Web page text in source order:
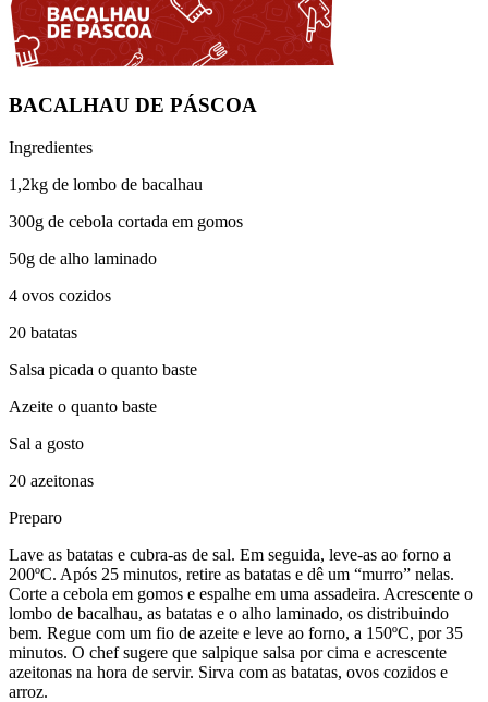
BACALHAU DE PÁSCOA
Ingredientes
1,2kg de lombo de bacalhau
300g de cebola cortada em gomos
50g de alho laminado
4 ovos cozidos
20 batatas
Salsa picada o quanto baste
Azeite o quanto baste
Sal a gosto
20 azeitonas
Preparo
Lave as batatas e cubra-as de sal. Em seguida, leve-as ao forno a
200ºC. Após 25 minutos, retire as batatas e dê um “murro” nelas.
Corte a cebola em gomos e espalhe em uma assadeira. Acrescente o
lombo de bacalhau, as batatas e o alho laminado, os distribuindo
bem. Regue com um fio de azeite e leve ao forno, a 150ºC, por 35
minutos. O chef sugere que salpique salsa por cima e acrescente
azeitonas na hora de servir. Sirva com as batatas, ovos cozidos e
arroz.